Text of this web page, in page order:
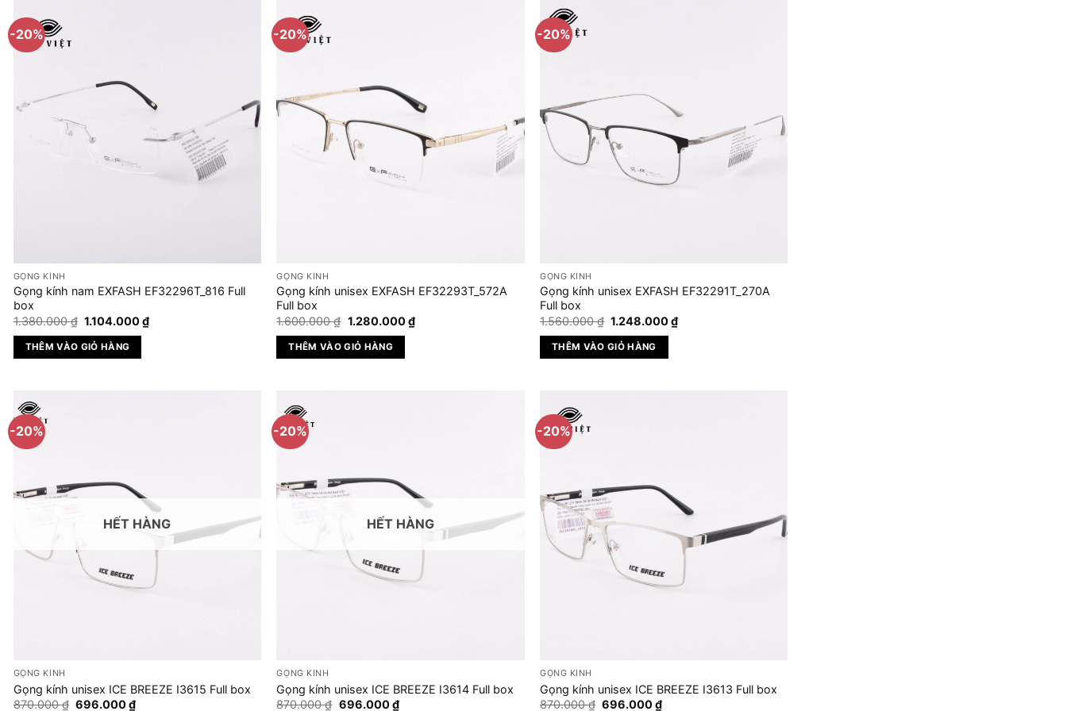
-20%
GỌNG KÍNH
Gọng kính nam EXFASH EF32296T_816 Full
box
1.380.000₫ Giá
là:
1.380.000 ₫.
1.104.000₫Giá
THÊM VÀO GIỎ HÀNG
-20%
GỌNG KÍNH
Gọng kính unisex EXFASH EF32293T_572A
Full box
1.600.000₫ Giá
là:
1.600.000 ₫.
1.280.000₫Giá
hiện
THÊM VÀO GIỎ HÀNG
-20%
GỌNG KÍNH
Gọng kính unisex EXFASH EF32291T_270A
Full box
1.560.000₫ Giá
là:
1.560.000 ₫.
1.248.000₫Giá
THÊM VÀO GIỎ HÀNG
-20%
HẾT HÀNG
GỌNG KÍNH
Gọng kính unisex ICE BREEZE I3615 Full box
870.000₫ Giá
696.000₫Giá
-20%
HẾT HÀNG
GỌNG KÍNH
Gọng kính unisex ICE BREEZE I3614 Full box
870.000₫ Giá
696.000₫Giá
-20%
GỌNG KÍNH
Gọng kính unisex ICE BREEZE I3613 Full box
870.000₫ Giá
696.000₫Giá